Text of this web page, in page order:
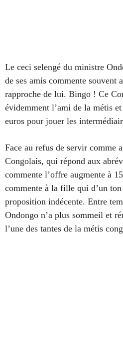
Le ceci selengé du ministre
de ses amis commente souvent
rapproche de lui. Bingo ! Ce
évidemment l’ami de la métis
euros pour jouer les
Face au refus de servir comme
Congolais, qui répond aux
commente l’offre augmente à
commente à la fille qui d’un
proposition indécente. Entre
Ondongo n’a plus sommeil et
l’une des tantes de la métis